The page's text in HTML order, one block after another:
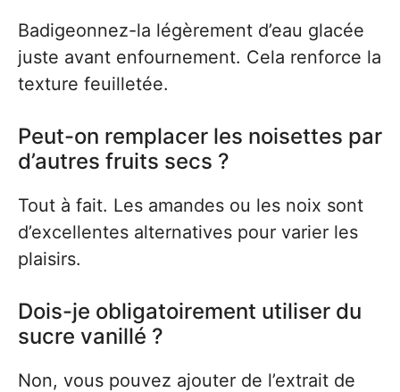
Badigeonnez-la légèrement d’eau glacée
juste avant enfournement. Cela renforce la
texture feuilletée.
Peut-on remplacer les noisettes par
d’autres fruits secs ?
Tout à fait. Les amandes ou les noix sont
d’excellentes alternatives pour varier les
plaisirs.
Dois-je obligatoirement utiliser du
sucre vanillé ?
Non, vous pouvez ajouter de l’extrait de